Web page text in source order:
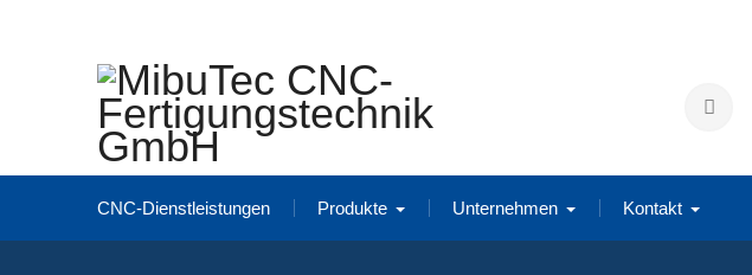
CNC-Dienstleistungen Produkte Unternehmen Kontakt